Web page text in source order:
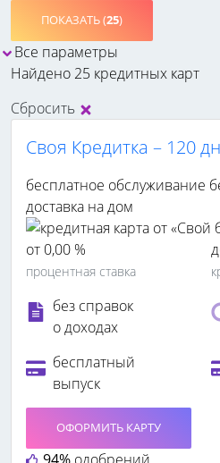
ПОКАЗАТЬ (25)
Все параметры
Найдено 25 кредитных карт
Сбросить
Своя Кредитка – 120
бесплатное обслуживание
доставка на дом
от 0,00 %
процентная ставка
без справок
о доходах
бесплатный
выпуск
ОФОРМИТЬ КАРТУ